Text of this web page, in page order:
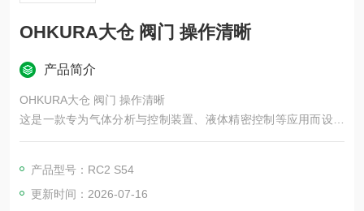
OHKURA大仓 阀门 操作清晰
产品简介
OHKURA大仓 阀门 操作清晰
这是一款专为气体分析与控制装置、液体精密控制等应用而设计
的高性能微型阀门，能够以出色的分辨率和良好的重复性调节极
控制、半导体 / 化工 / 环保等领域。
产品型号：RC2 S54
更新时间：2026-07-16